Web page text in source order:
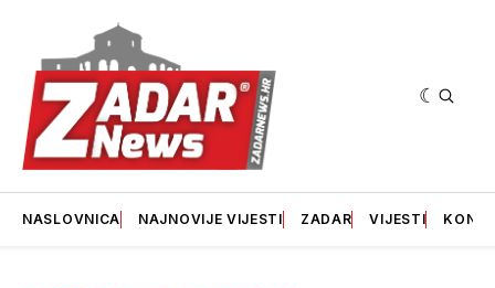
NASLOVNICA NAJNOVIJE VIJESTI ZADAR VIJESTI